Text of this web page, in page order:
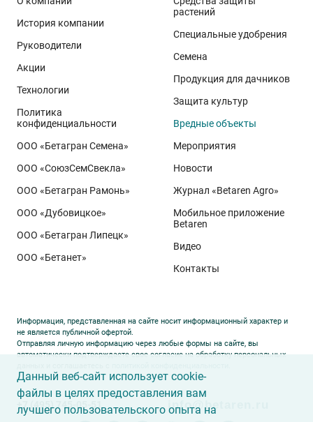
История компании
Руководители
Акции
Технологии
Политика
конфиденциальности
ООО «Бетагран Семена»
ООО «СоюзСемСвекла»
ООО «Бетагран Рамонь»
ООО «Дубовицкое»
ООО «Бетагран Липецк»
ООО «Бетанет»
растений
Специальные удобрения
Семена
Продукция для дачников
Защита культур
Вредные объекты
Мероприятия
Новости
Журнал «Betaren Agro»
Мобильное приложение
Betaren
Видео
Контакты
Информация, представленная на сайте носит информационный характер и
не является публичной офертой.
Отправляя личную информацию через любые формы на сайте, вы
автоматически подтверждаете свое согласие на обработку персональных
info@betaren.ru
Данный веб-сайт использует cookie-
файлы в целях предоставления вам
лучшего пользовательского опыта на